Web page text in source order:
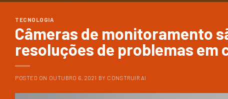
TECNOLOGIA
Câmeras de monitoramento
resoluções de problemas em
POSTED ON OUTUBRO 6, 2021 BY CONSTRUIR AI